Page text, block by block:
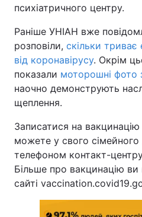
психіатричного центру.
Раніше УНІАН вже
розповіли, скільки триває
від коронавірусу. Окрім
показали моторошні фото
наочно демонструють
щеплення.
Записатися на
можете у свого сімейного
телефоном контакт-
Більше про вакцинацію
сайті